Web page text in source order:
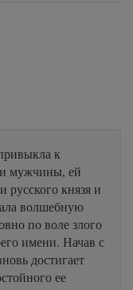
к
мужчины, ей
князя и
волшебную
по воле злого
имени. Начав с
достигает
ее